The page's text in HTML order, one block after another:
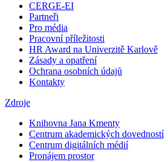
CERGE-EI
Partneři
Pro média
Pracovní příležitosti
HR Award na Univerzitě Karlově
Zásady a opatření
Ochrana osobních údajů
Kontakty
Zdroje
Knihovna Jana Kmenty
Centrum akademických dovedností
Centrum digitálních médií
Pronájem prostor